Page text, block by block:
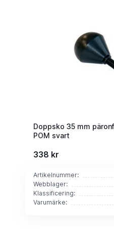
Doppsko 35 mm
POM svart
338 kr
Artikelnummer:
Webblager:
Klassificering:
Varumärke: